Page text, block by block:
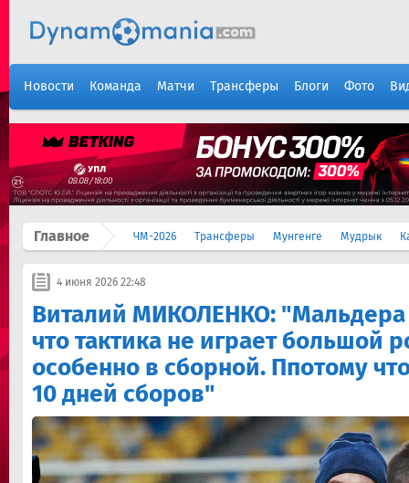
Новости Команда Матчи Трансферы Блоги Фото
Главное ЧМ-2026 Трансферы Мунгенге Мудрык
4 июня 2026 22:48
Виталий МИКОЛЕНКО: "Мальдера
что тактика не играет большой
особенно в сборной. Ппотому что
10 дней сборов"